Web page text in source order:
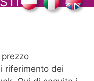
riferimento dei